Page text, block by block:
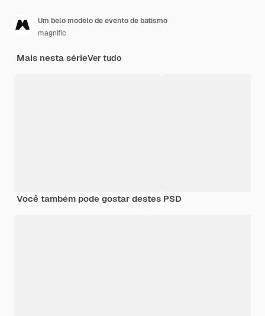
Um belo modelo de evento de batismo
magnific
Mais nesta sérieVer tudo
Você também pode gostar destes PSD